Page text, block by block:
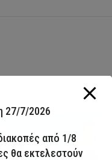
διαθέσιμο
27/7/2026
από 1/8
θα εκτελεστούν